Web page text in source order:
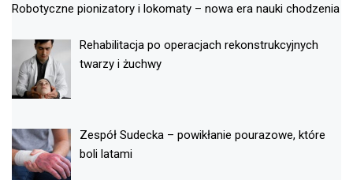
Robotyczne pionizatory i lokomaty – nowa era nauki chodzenia
Rehabilitacja po operacjach rekonstrukcyjnych
twarzy i żuchwy
Zespół Sudecka – powikłanie pourazowe, które
boli latami